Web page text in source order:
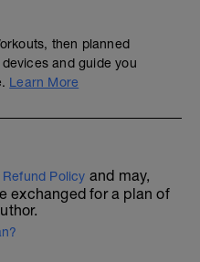
then planned
and guide you
Learn More
Refund Policy and may,
exchanged for a plan of